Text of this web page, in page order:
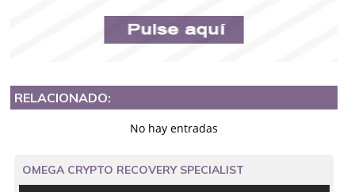
RELACIONADO:
No hay entradas
OMEGA CRYPTO RECOVERY SPECIALIST